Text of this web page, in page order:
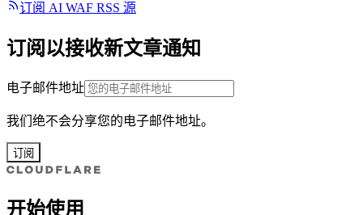
订阅 AI WAF RSS 源
订阅以接收新文章通知
电子邮件地址
我们绝不会分享您的电子邮件地址。
订阅
开始使用